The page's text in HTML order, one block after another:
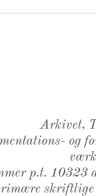
Arkivet,
og
p.t. 10323